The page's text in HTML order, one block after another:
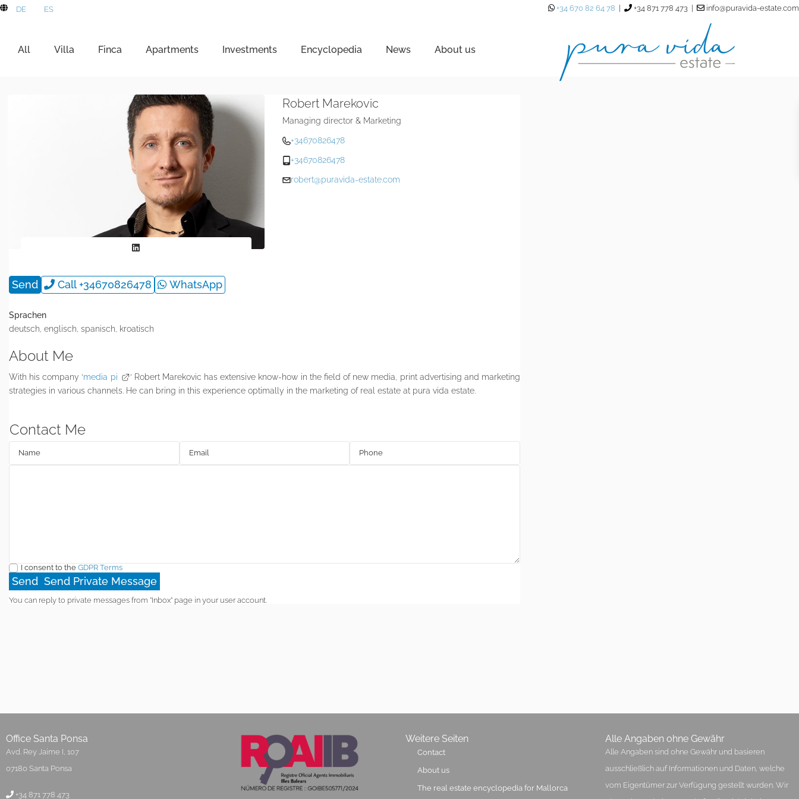
DE ES +34 670 82 64 78 +34 871 778 473 | info@puravida-estate.com
All Villa Finca Apartments Investments Encyclopedia News About us
Robert Marekovic
Managing director & Marketing
+34670826478
+34670826478
robert@puravida-estate.com
Send Call+34670826478 WhatsApp
Sprachen
deutsch, englisch, spanisch, kroatisch
About Me
With his company ‘media pi
‘ Robert Marekovic has extensive know-how in the field of new media, print advertising and marketing
strategies in various channels. He can bring in this experience optimally in the marketing of real estate at pura vida estate.
Contact Me
I consent to the GDPR Terms
You can reply to private messages from "Inbox" page in your user account.
Office Santa Ponsa
Avd. Rey Jaime I, 107
07180 Santa Ponsa
+34 871 778 473
Weitere Seiten
Contact
About us
The real estate encyclopedia for Mallorca
Alle Angaben ohne Gewähr
Alle Angaben sind ohne Gewähr und basieren
ausschließlich auf Informationen und Daten, welche
vom Eigentümer zur Verfügung gestellt wurden. Wir